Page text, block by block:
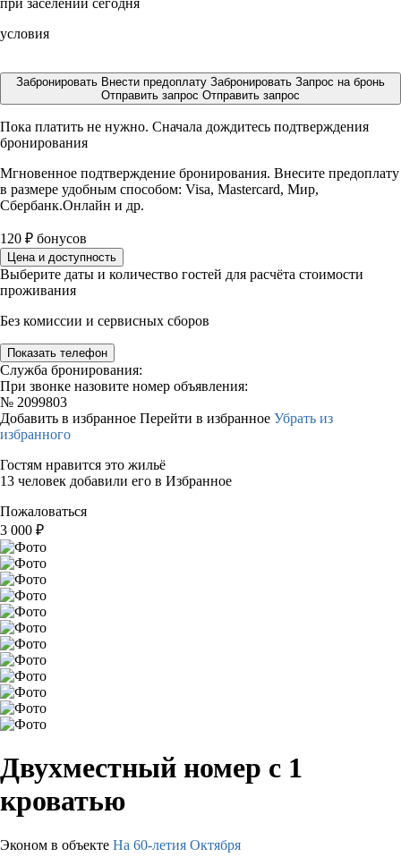
при заселении сегодня
условия
Забронировать Внести предоплату Забронировать Запрос на бронь
Отправить запрос Отправить запрос
Пока платить не нужно. Сначала дождитесь подтверждения
бронирования
Мгновенное подтверждение бронирования. Внесите предоплату
в размере удобным способом: Visa, Mastercard, Мир,
Сбербанк.Онлайн и др.
120 ₽ бонусов
Цена и доступность
Выберите даты и количество гостей для расчёта стоимости
проживания
Без комиссии и сервисных сборов
Показать телефон
Служба бронирования:
При звонке назовите номер объявления:
№ 2099803
Добавить в избранное Перейти в избранное Убрать из
избранного
Гостям нравится это жильё
13 человек добавили его в Избранное
Пожаловаться
3 000 ₽
Двухместный номер с 1
кроватью
Эконом в объекте На 60-летия Октября